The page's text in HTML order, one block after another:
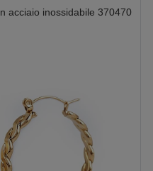
acciaio inossidabile 370470